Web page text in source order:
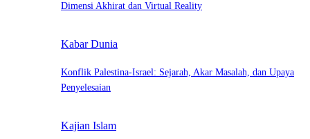
Dimensi Akhirat dan Virtual Reality
Kabar Dunia
Konflik Palestina-Israel: Sejarah, Akar Masalah, dan Upaya
Penyelesaian
Kajian Islam